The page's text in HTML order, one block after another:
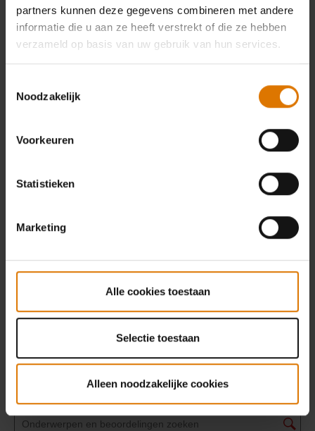
partners kunnen deze gegevens combineren met andere
informatie die u aan ze heeft verstrekt of die ze hebben
verzameld op basis van uw gebruik van hun services.
Noodzakelijk
Voorkeuren
Statistieken
Marketing
Alle cookies toestaan
Selectie toestaan
Alleen noodzakelijke cookies